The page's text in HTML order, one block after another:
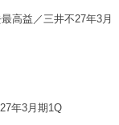
高益／三井不27年3月
年3月期1Q